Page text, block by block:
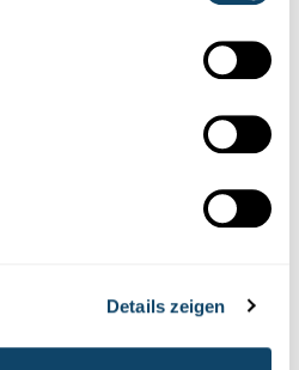
Details zeigen
mit sozialen
Ihre Einstellungen.